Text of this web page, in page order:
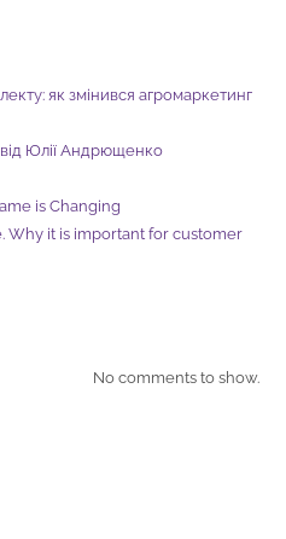
як змінився агромаркетинг
Юлії Андрющенко
is Changing
Why it is important for customer
No comments to show.